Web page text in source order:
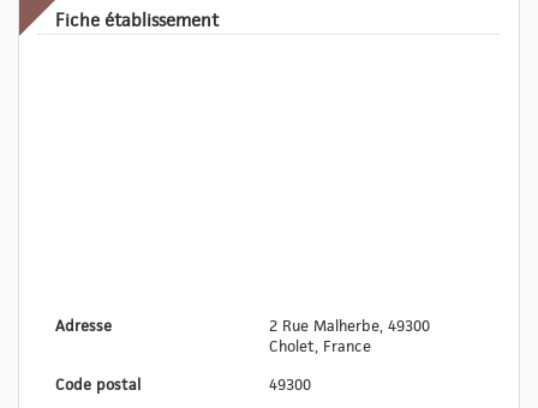
Fiche établissement
Adresse
2 Rue Malherbe, 49300
Cholet, France
Code postal
49300